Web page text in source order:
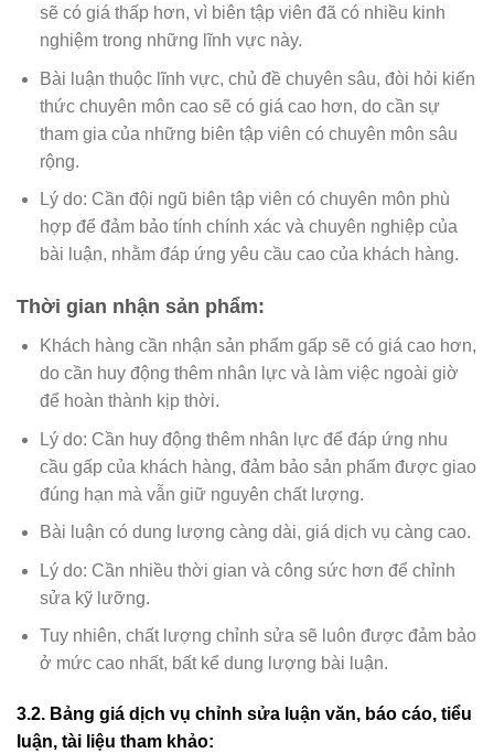
sẽ có giá thấp hơn, vì biên tập viên đã có nhiều kinh
nghiệm trong những lĩnh vực này.
Bài luận thuộc lĩnh vực, chủ đề chuyên sâu, đòi hỏi kiến
thức chuyên môn cao sẽ có giá cao hơn, do cần sự
tham gia của những biên tập viên có chuyên môn sâu
rộng.
Lý do: Cần đội ngũ biên tập viên có chuyên môn phù
hợp để đảm bảo tính chính xác và chuyên nghiệp của
bài luận, nhằm đáp ứng yêu cầu cao của khách hàng.
Thời gian nhận sản phẩm:
Khách hàng cần nhận sản phẩm gấp sẽ có giá cao hơn,
do cần huy động thêm nhân lực và làm việc ngoài giờ
để hoàn thành kịp thời.
Lý do: Cần huy động thêm nhân lực để đáp ứng nhu
cầu gấp của khách hàng, đảm bảo sản phẩm được giao
đúng hạn mà vẫn giữ nguyên chất lượng.
Bài luận có dung lượng càng dài, giá dịch vụ càng cao.
Lý do: Cần nhiều thời gian và công sức hơn để chỉnh
sửa kỹ lưỡng.
Tuy nhiên, chất lượng chỉnh sửa sẽ luôn được đảm bảo
ở mức cao nhất, bất kể dung lượng bài luận.
3.2. Bảng giá dịch vụ chỉnh sửa luận văn, báo cáo, tiểu
luận, tài liệu tham khảo: